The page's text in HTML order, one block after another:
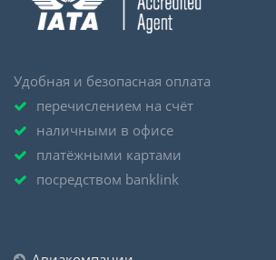
Удобная и безопасная оплата
перечислением на счёт
наличными в офисе
платёжными картами
посредством banklink